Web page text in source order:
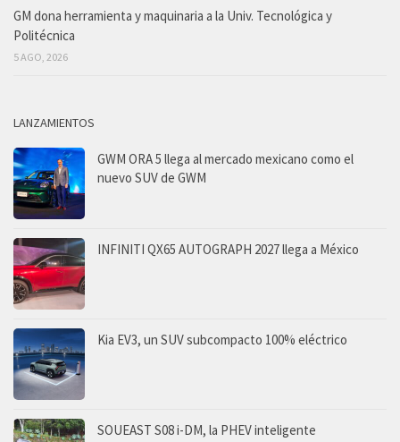
GM dona herramienta y maquinaria a la Univ. Tecnológica y
Politécnica
5 AGO, 2026
LANZAMIENTOS
GWM ORA 5 llega al mercado mexicano como el
nuevo SUV de GWM
INFINITI QX65 AUTOGRAPH 2027 llega a México
Kia EV3, un SUV subcompacto 100% eléctrico
SOUEAST S08 i-DM, la PHEV inteligente